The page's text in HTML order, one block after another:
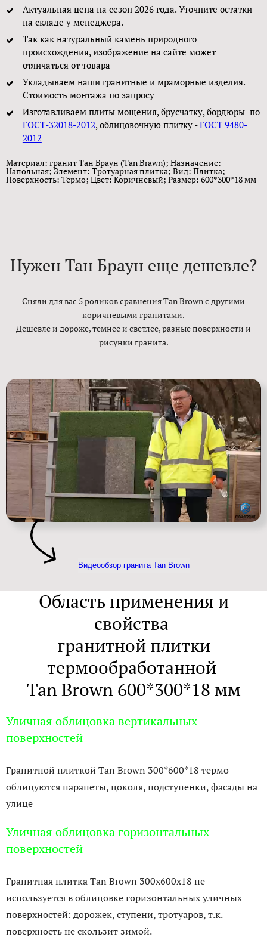
Актуальная цена на сезон 2026 года. Уточните остатки
на складе у менеджера.
Так как натуральный камень природного
происхождения, изображение на сайте может
отличаться от товара
Укладываем наши гранитные и мраморные изделия.
Стоимость монтажа по запросу
Изготавливаем плиты мощения, брусчатку, бордюры по
ГОСТ-32018-2012, облицовочную плитку -ГОСТ 9480-
2012
Материал: гранит Тан Браун (Tan Brawn); Назначение:
Напольная; Элемент: Тротуарная плитка; Вид: Плитка;
Поверхность: Термо; Цвет: Коричневый; Размер: 600*300*18 мм
Нужен Тан Браун еще дешевле?
Сняли для вас 5 роликов сравнения Tan Brown с другими
коричневыми гранитами.
Дешевле и дороже, темнее и светлее, разные поверхности и
рисунки гранита.
Видеообзор гранита Tan Brown
Область применения и
свойства
гранитной плитки
термообработанной
Tan Brown 600*300*18 мм
Уличная облицовка вертикальных
поверхностей
Гранитной плиткой Tan Brown 300*600*18 термо
облицуются парапеты, цоколя, подступенки, фасады на
улице
Уличная облицовка горизонтальных
поверхностей
Гранитная плитка Tan Brown 300x600x18 не
используется в облицовке горизонтальных уличных
поверхностей: дорожек, ступени, тротуаров, т.к.
поверхность не скользит зимой.